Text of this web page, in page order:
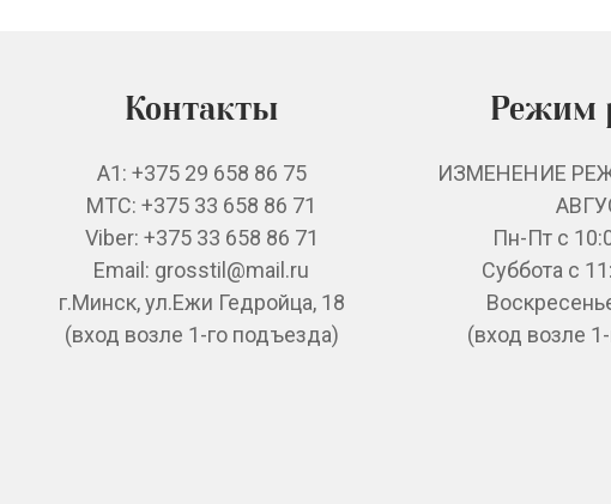
Контакты
А1: +375 29 658 86 75
MTC: +375 33 658 86 71
Viber: +375 33 658 86 71
Email: grosstil@mail.ru
г.Минск, ул.Ежи Гедройца, 18
(вход возле 1-го подъезда)
Режим
ИЗМЕНЕНИЕ
Пн-Пт с
Суббота с
(вход возле